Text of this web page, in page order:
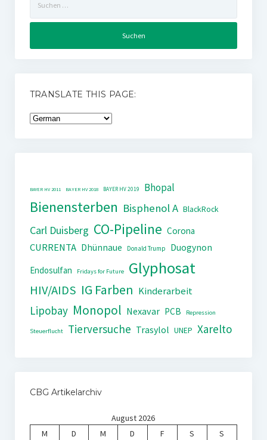
nach:
TRANSLATE THIS PAGE:
BAYER HV 2011 BAYER HV 2018 BAYER HV 2019 Bhopal
Bienensterben Bisphenol A BlackRock
Carl Duisberg CO-Pipeline Corona
CURRENTA Dhünnaue Donald Trump
Duogynon
Endosulfan
Fridays for Future Glyphosat
HIV/AIDS IG Farben Kinderarbeit
Lipobay Monopol Nexavar PCB Repression
Steuerflucht Tierversuche Trasylol UNEP Xarelto
CBG Artikelarchiv
August 2026
M
D M D F S
S